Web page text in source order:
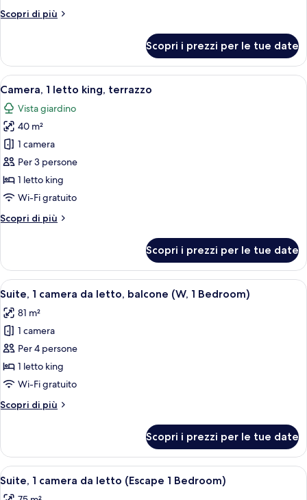
queen,
porticciolo
Scopri di più
Altri
Premier,
letti
balcone,
vista
porticciolo
Scopri i prezzi per le tue date
Apri
tutte
le
foto
per
Camera,
1
letto
terrazzo
Una moderna camera d'albergo con
5
Camera, 1 letto king, terrazzo
Vista giardino
40 m²
1 camera
Per 3 persone
1 letto king
Wi-Fi gratuito
Scopri di più
Altri
1
letto
king,
Scopri i prezzi per le tue date
Apri
tutte
le
foto
per
Suite,
1
da
(W,
1
Bedroom)
Un soggiorno moderno con una
6
Suite, 1 camera da letto, balcone (W, 1 Bedroom)
81 m²
1 camera
Per 4 persone
1 letto king
Wi-Fi gratuito
Scopri di più
Altri
1
camera
da
Scopri i prezzi per le tue date
Apri
tutte
Camera d'albergo moderna con un
7
Suite, 1 camera da letto (Escape 1 Bedroom)